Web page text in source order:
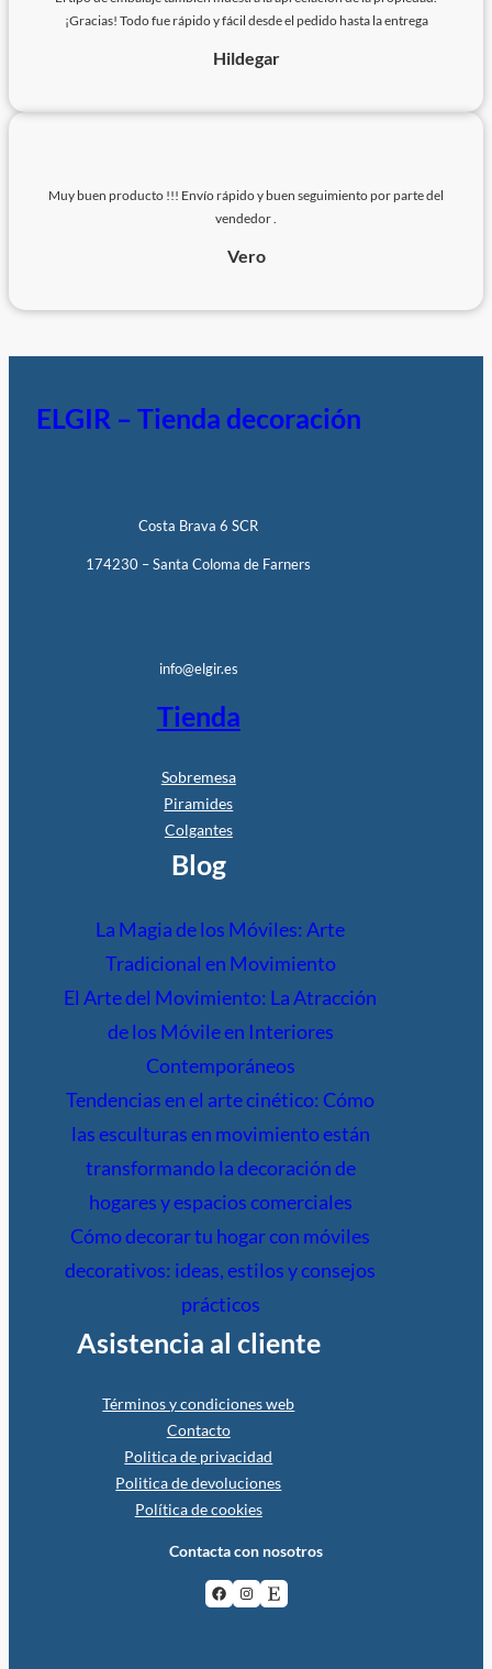
¡Gracias! Todo fue rápido y fácil desde el pedido hasta la entrega
Hildegar
Muy buen producto !!! Envío rápido y buen seguimiento por parte del
vendedor .
Vero
ELGIR – Tienda decoración
Costa Brava 6 SCR
174230 – Santa Coloma de Farners
info@elgir.es
Tienda
Sobremesa
Piramides
Colgantes
Blog
La Magia de los Móviles: Arte
Tradicional en Movimiento
El Arte del Movimiento: La Atracción
de los Móvile en Interiores
Contemporáneos
Tendencias en el arte cinético: Cómo
las esculturas en movimiento están
transformando la decoración de
hogares y espacios comerciales
Cómo decorar tu hogar con móviles
decorativos: ideas, estilos y consejos
prácticos
Asistencia al cliente
Términos y condiciones web
Contacto
Politica de privacidad
Politica de devoluciones
Política de cookies
Contacta con nosotros
Facebook
Instagram
Etsy